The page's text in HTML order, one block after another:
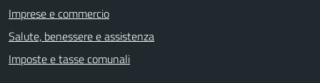
Imprese e commercio
Salute, benessere e assistenza
Imposte e tasse comunali